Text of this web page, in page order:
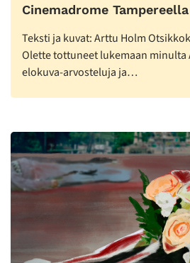
Cinemadrome Tampereella
Teksti ja kuvat: Arttu Holm
Olette tottuneet lukemaan
elokuva-arvosteluja ja…